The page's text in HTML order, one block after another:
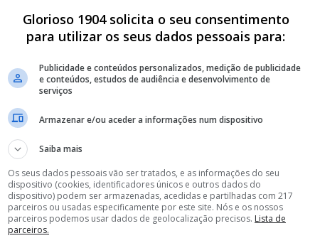
Glorioso 1904 solicita o seu consentimento
para utilizar os seus dados pessoais para:
Publicidade e conteúdos personalizados, medição de publicidade
e conteúdos, estudos de audiência e desenvolvimento de
serviços
Armazenar e/ou aceder a informações num dispositivo
Saiba mais
Os seus dados pessoais vão ser tratados, e as informações do seu
dispositivo (cookies, identificadores únicos e outros dados do
dispositivo) podem ser armazenadas, acedidas e partilhadas com 217
parceiros ou usadas especificamente por este site. Nós e os nossos
parceiros podemos usar dados de geolocalização precisos. Lista de
parceiros.